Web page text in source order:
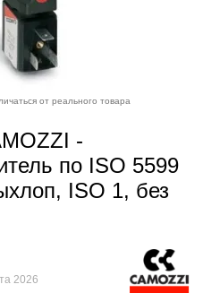
от реального товара
-
по ISO 5599
ISO 1, без
2026